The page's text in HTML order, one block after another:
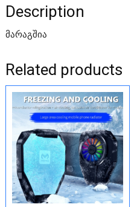
er o
Description
მარაგშია
Related products